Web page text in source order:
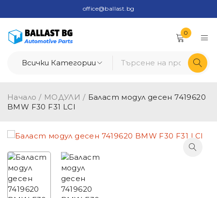
office@ballast.bg
0
Начало / МОДУЛИ / Баласт модул десен 7419620
BMW F30 F31 LCI